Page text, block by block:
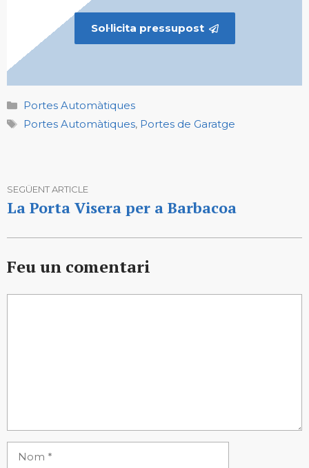
Sol·licita pressupost
Categories
Portes Automàtiques
Etiquetes
Portes Automàtiques, Portes de Garatge
SEGÜENT ARTICLE
La Porta Visera per a Barbacoa
Feu un comentari